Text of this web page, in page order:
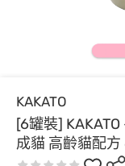
KAKATO
[6罐裝]
成貓 高齡貓配